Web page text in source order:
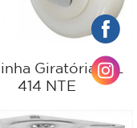
Giratória. GL
414 NTE